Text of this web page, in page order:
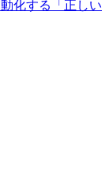
化する「正しい